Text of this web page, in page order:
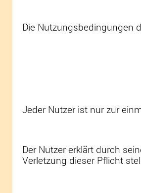
Die Nutzungsbedingungen
Jeder Nutzer ist nur zur
Der Nutzer erklärt durch
Verletzung dieser Pflicht